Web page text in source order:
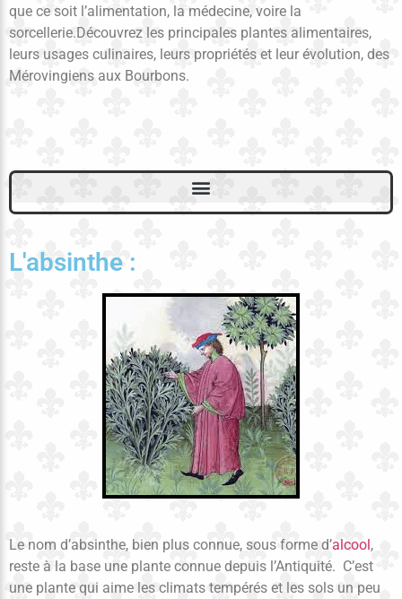
que ce soit l’alimentation, la médecine, voire la
sorcellerie.Découvrez les principales plantes alimentaires,
leurs usages culinaires, leurs propriétés et leur évolution, des
Mérovingiens aux Bourbons.
L'absinthe :
Le nom d’absinthe, bien plus connue, sous forme d’alcool,
reste à la base une plante connue depuis l’Antiquité. C’est
une plante qui aime les climats tempérés et les sols un peu